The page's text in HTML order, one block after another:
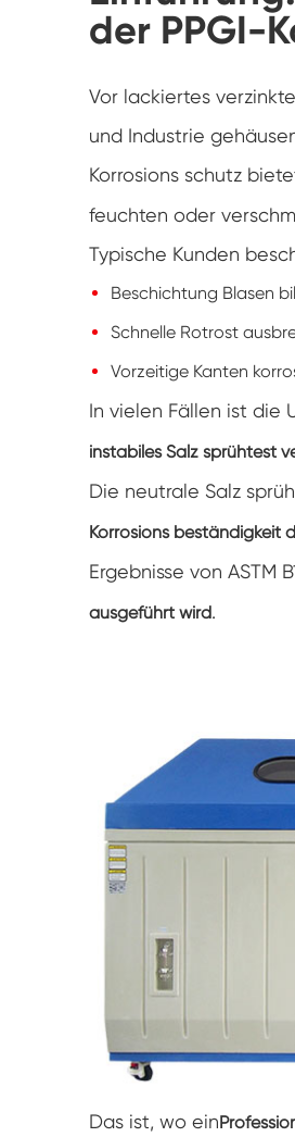
der PPGI-
Vor lackiertes
und Industrie
Korrosions schutz
feuchten oder
Typische Kunden
Beschichtung Blasen
Schnelle Rotrost
Vorzeitige Kanten
In vielen Fällen ist die
instabiles Salz sprühtest
Die neutrale Salz
Korrosions beständigkeit
Ergebnisse von ASTM
ausgeführt wird.
Das ist, wo ein